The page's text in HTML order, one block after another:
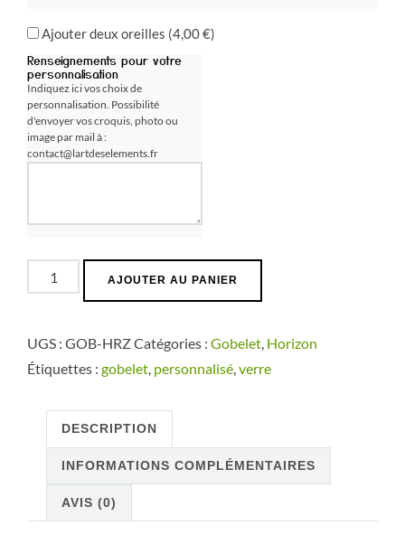
Ajouter deux oreilles (4,00€)
Renseignements pour votre
personnalisation
Indiquez ici vos choix de
personnalisation. Possibilité
d'envoyer vos croquis, photo ou
image par mail à :
contact@lartdeselements.fr
quantité
de
Horizon
AJOUTER AU PANIER
UGS : GOB-HRZCatégories : Gobelet, Horizon
Étiquettes : gobelet, personnalisé,verre
DESCRIPTION
INFORMATIONS COMPLÉMENTAIRES
AVIS (0)